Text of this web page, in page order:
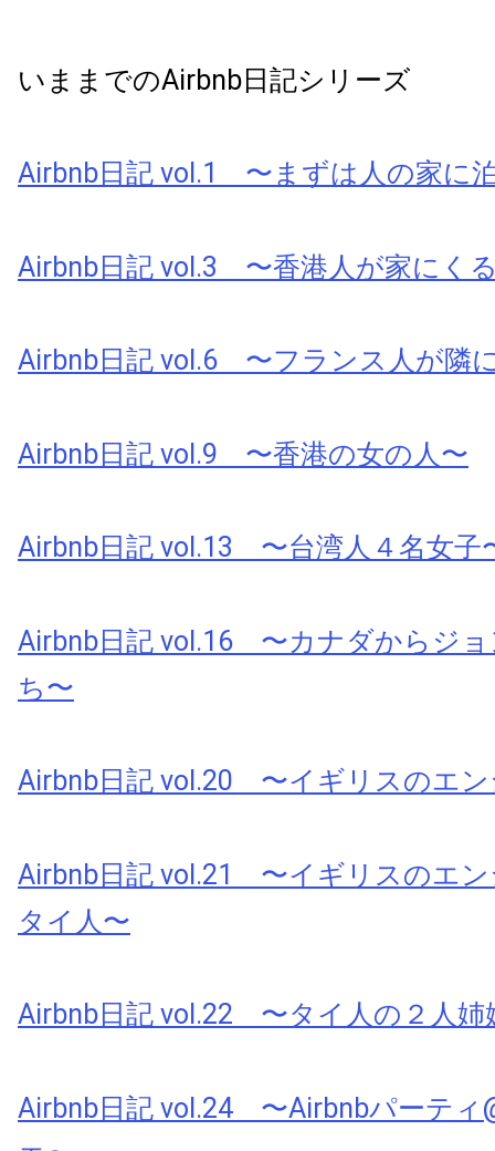
いままでのAirbnb日記シリーズ
Airbnb日記 vol.1 〜まずは人の家に
Airbnb日記 vol.3 〜香港人が家にく
Airbnb日記 vol.6 〜フランス人が隣
Airbnb日記 vol.9 〜香港の女の人〜
Airbnb日記 vol.13 〜台湾人４名女子
Airbnb日記 vol.16 〜カナダからジ
ち〜
Airbnb日記 vol.20 〜イギリスのエ
Airbnb日記 vol.21 〜イギリスのエ
タイ人〜
Airbnb日記 vol.22 〜タイ人の２人姉
Airbnb日記 vol.24 〜Airbnbパーティ